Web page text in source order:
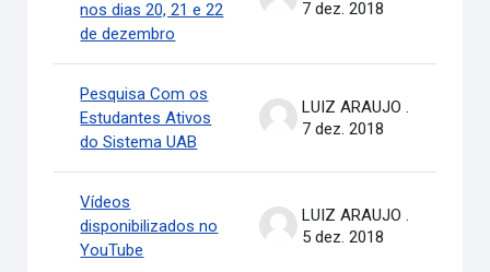
nos dias 20, 21 e 22
de dezembro
7 dez. 2018
Pesquisa Com os
Estudantes Ativos
do Sistema UAB
LUIZ ARAUJO .
7 dez. 2018
Vídeos
disponibilizados no
YouTube
LUIZ ARAUJO .
5 dez. 2018